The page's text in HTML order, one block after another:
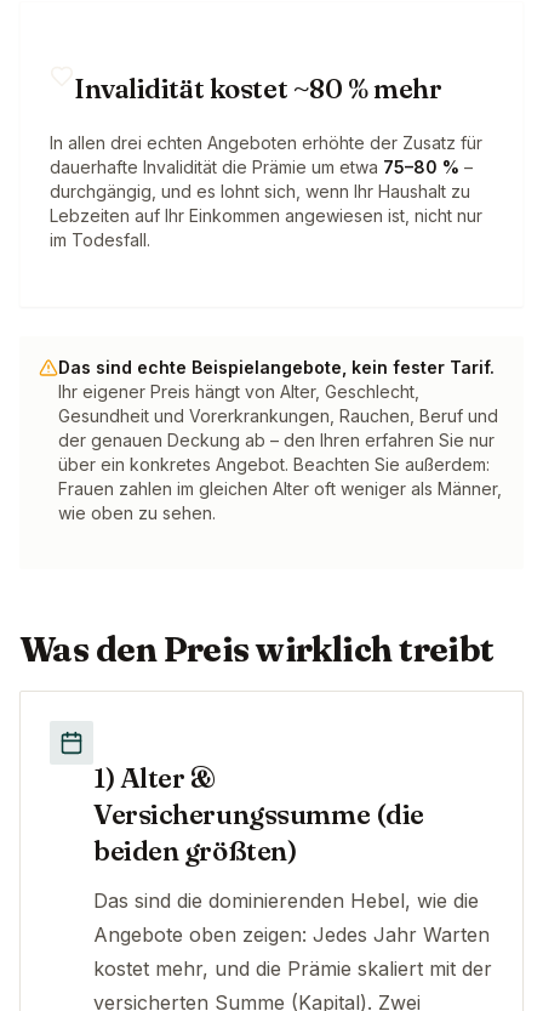
Invalidität kostet ~80 % mehr
In allen drei echten Angeboten erhöhte der Zusatz für
dauerhafte Invalidität die Prämie um etwa 75–80 % –
durchgängig, und es lohnt sich, wenn Ihr Haushalt zu
Lebzeiten auf Ihr Einkommen angewiesen ist, nicht nur
im Todesfall.
Das sind echte Beispielangebote, kein fester Tarif.
Ihr eigener Preis hängt von Alter, Geschlecht,
Gesundheit und Vorerkrankungen, Rauchen, Beruf und
der genauen Deckung ab – den Ihren erfahren Sie nur
über ein konkretes Angebot. Beachten Sie außerdem:
Frauen zahlen im gleichen Alter oft weniger als Männer,
wie oben zu sehen.
Was den Preis wirklich treibt
1) Alter &
Versicherungssumme (die
beiden größten)
Das sind die dominierenden Hebel, wie die
Angebote oben zeigen: Jedes Jahr Warten
kostet mehr, und die Prämie skaliert mit der
versicherten Summe (Kapital). Zwei